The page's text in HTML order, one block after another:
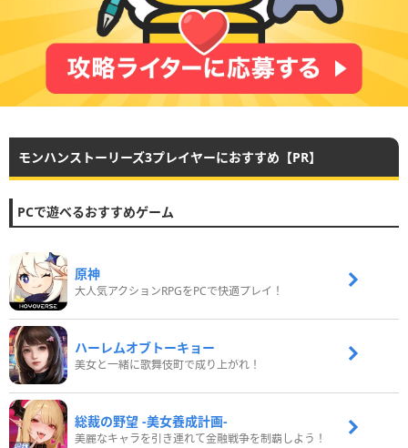
モンハンストーリーズ3プレイヤーにおすすめ【PR】
PCで遊べるおすすめゲーム
原神
大人気アクションRPGをPCで快適プレイ！
ハーレムオブトーキョー
美女と一緒に歌舞伎町で成り上がれ！
総裁の野望 -美女養成計画-
美麗なキャラを引き連れて金融戦争を制覇しよう！